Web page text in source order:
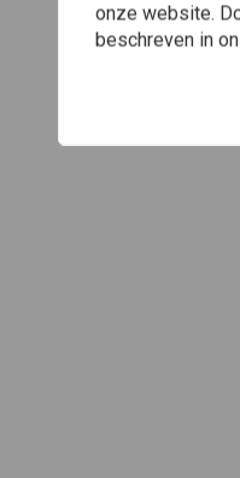
onze website.
beschreven in